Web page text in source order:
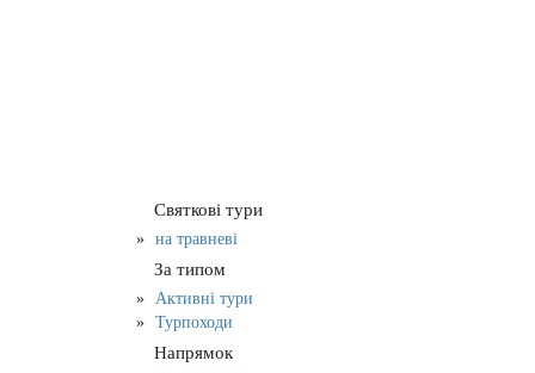
Святкові тури
на травневі
За типом
Активні тури
Турпоходи
Напрямок